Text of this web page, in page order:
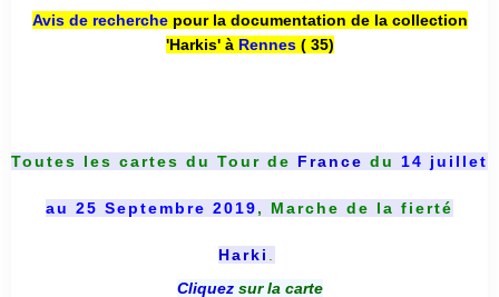
Avis de recherche pour la documentation de la collection
'Harkis' à Rennes( 35)
Toutes les cartes du Tour de France du 14 juillet
au 25 Septembre 2019, Marche de la fierté
Harki
Cliquez sur la carte